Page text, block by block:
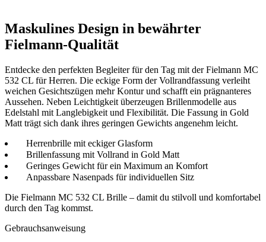
Maskulines Design in bewährter
Fielmann-Qualität
Entdecke den perfekten Begleiter für den Tag mit der Fielmann MC
532 CL für Herren. Die eckige Form der Vollrandfassung verleiht
weichen Gesichtszügen mehr Kontur und schafft ein prägnanteres
Aussehen. Neben Leichtigkeit überzeugen Brillenmodelle aus
Edelstahl mit Langlebigkeit und Flexibilität. Die Fassung in Gold
Matt trägt sich dank ihres geringen Gewichts angenehm leicht.
Herrenbrille mit eckiger Glasform
Brillenfassung mit Vollrand in Gold Matt
Geringes Gewicht für ein Maximum an Komfort
Anpassbare Nasenpads für individuellen Sitz
Die Fielmann MC 532 CL Brille – damit du stilvoll und komfortabel
durch den Tag kommst.
Gebrauchsanweisung